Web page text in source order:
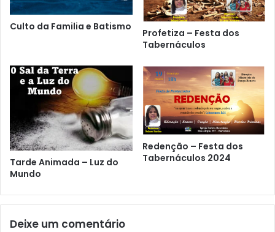
Culto da Familia e Batismo
Profetiza – Festa dos
Tabernáculos
Tarde Animada – Luz do
Mundo
Redenção – Festa dos
Tabernáculos 2024
Deixe um comentário